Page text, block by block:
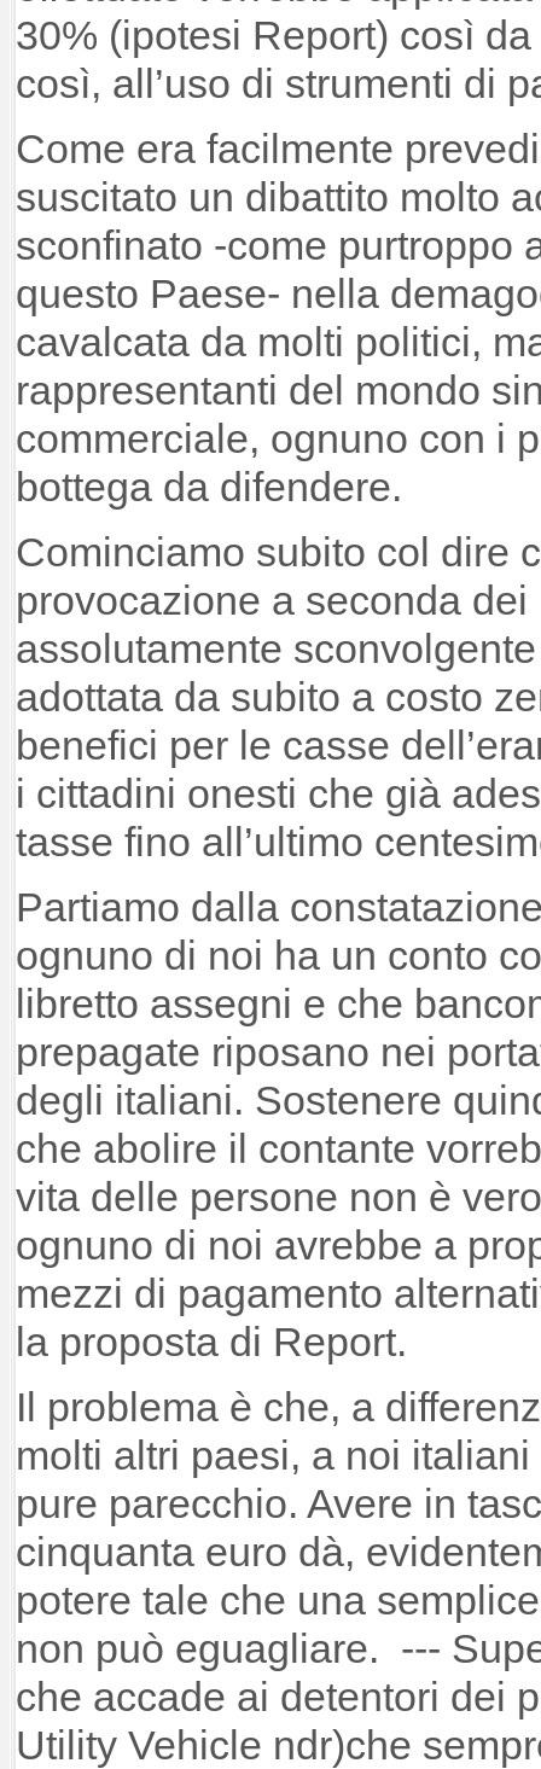
30% (ipotesi Report) così da
così, all’uso di strumenti di
Come era facilmente
suscitato un dibattito molto
sconfinato -come purtroppo
questo Paese- nella
cavalcata da molti politici,
rappresentanti del mondo
commerciale, ognuno con i
bottega da difendere.
Cominciamo subito col dire
provocazione a seconda
assolutamente
adottata da subito a costo
benefici per le casse
i cittadini onesti che già
tasse fino all’ultimo
Partiamo dalla
ognuno di noi ha un conto
libretto assegni e che
prepagate riposano nei
degli italiani. Sostenere
che abolire il contante
vita delle persone non è
ognuno di noi avrebbe a
mezzi di pagamento
la proposta di Report.
Il problema è che, a
molti altri paesi, a noi
pure parecchio. Avere in
cinquanta euro dà,
potere tale che una
non può eguagliare. ---
che accade ai detentori dei
Utility Vehicle ndr)che